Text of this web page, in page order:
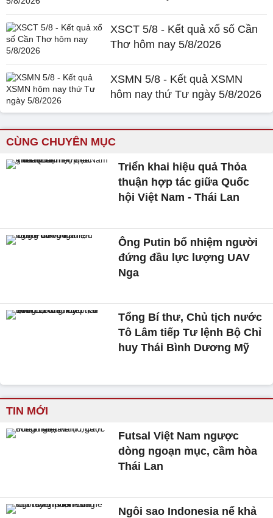
XSCT 5/8 - Kết quả xổ số Cần
Thơ hôm nay 5/8/2026
XSMN 5/8 - Kết quả XSMN
hôm nay thứ Tư ngày 5/8/2026
CÙNG CHUYÊN MỤC
Triển khai hiệu quả Thỏa
thuận hợp tác giữa Quốc
hội Việt Nam - Thái Lan
Ông Putin bổ nhiệm người
đứng đầu lực lượng UAV
Nga
Tổng Bí thư, Chủ tịch nước
Tô Lâm tiếp Tư lệnh Bộ Chỉ
huy Thái Bình Dương Mỹ
TIN MỚI
Futsal Việt Nam ngược
dòng ngoạn mục, cầm hòa
Thái Lan
Ngôi sao Indonesia nể khả